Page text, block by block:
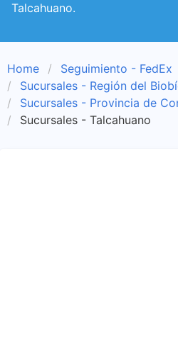
Talcahuano.
Home Seguimiento - FedEx
Sucursales - Región del
Sucursales - Provincia de
Sucursales - Talcahuano